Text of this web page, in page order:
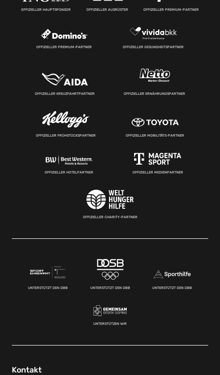
OFFIZIELLER HAUPTSPONSOR OFFIZIELLER AUSRÜSTER OFFIZIELLER PREMIUM-PARTNER
OFFIZIELLER PREMIUM-PARTNER OFFIZIELLER GESUNDHEITSPARTNER
OFFIZIELLER KREUZFAHRTPARTNER OFFIZIELLER ERNÄHRUNGSPARTNER
OFFIZIELLER FRÜHSTÜCKSPARTNER OFFIZIELLER MOBILITÄTS-PARTNER
OFFIZIELLER HOTELPARTNER OFFIZIELLER MEDIENPARTNER
OFFIZIELLER CHARITY-PARTNER
UNTERSTÜTZT DEN DBB UNTERSTÜTZT DEN DBB UNTERSTÜTZT DEN DBB
UNTERSTÜTZEN WIR
Kontakt